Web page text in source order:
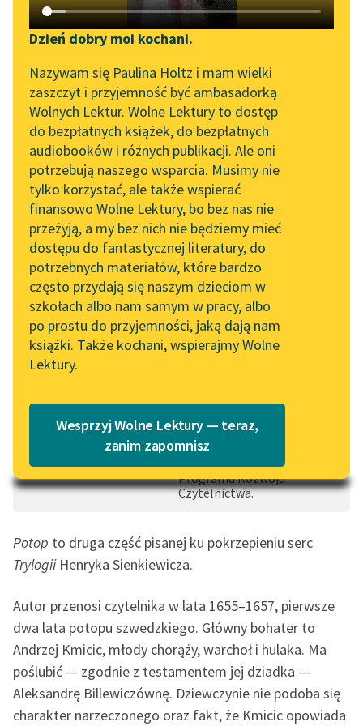
Katalog DAISY
Podkasty o książkach
Zgłoś brak utworu
Aktualności
Spotkanie z Katarzyną
Tunkiel w Oslo
Wolne Lektury na 32.
Pol’and’Rock Festivalu
„Kochanek Lady
Chatterley” do słuchania
na Wolnych Lekturach
Nowy audiobook –
„Marzenie o Oriencie”
Sophie Elkan
Kolekcja Nadwyraz.com x
Wolne Lektury – idealna na
Lektury szkolne i klasyka
niepełnosprawnościami
E-kolekcja lektur
słuchania dla uczennic i
uczniów z
niepełnosprawnościami
Feministyczne inspiracje.
Popularyzacja
skandynawskiej literatury
Narzędzia
Mapa Wolnych Lektur
Leśmianator
Przewodnik dla piszących i
czytających
API
OAI-PMH
Widget Wolnych Lektur
Przypisy
Katalog w formacie PDF
Dzień dobry moi kochani.
Nazywam się Paulina Holtz i mam wielki
zaszczyt i przyjemność być ambasadorką
Wolnych Lektur. Wolne Lektury to dostęp
do bezpłatnych książek, do bezpłatnych
audiobooków i różnych publikacji. Ale oni
potrzebują naszego wsparcia. Musimy nie
tylko korzystać, ale także wspierać
finansowo Wolne Lektury, bo bez nas nie
przeżyją, a my bez nich nie będziemy mieć
dostępu do fantastycznej literatury, do
potrzebnych materiałów, które bardzo
często przydają się naszym dzieciom w
szkołach albo nam samym w pracy, albo
po prostu do przyjemności, jaką dają nam
książki. Także kochani, wspierajmy Wolne
Lektury.
Wesprzyj Wolne Lektury — teraz,
zanim zapomnisz
pobierz audiobook
pobierz książkę
czytaj online
Jasiek Staszczyk , reż. Jasiek Staszczyk
1×
tom 1, rozdział 1
0:00:00
Dofinansowano ze
środków: Priorytet 4
Udostępnienie publikacji w
formatach cyfrowych w
ramach Narodowego
Programu Rozwoju
Czytelnictwa.
Potop to druga część pisanej ku pokrzepieniu serc
TrylogiiHenryka Sienkiewicza.
Autor przenosi czytelnika w lata 1655–1657, pierwsze
dwa lata potopu szwedzkiego. Główny bohater to
Andrzej Kmicic, młody chorąży, warchoł i hulaka. Ma
poślubić — zgodnie z testamentem jej dziadka —
Aleksandrę Billewiczównę. Dziewczynie nie podoba się
charakter narzeczonego oraz fakt, że Kmicic opowiada